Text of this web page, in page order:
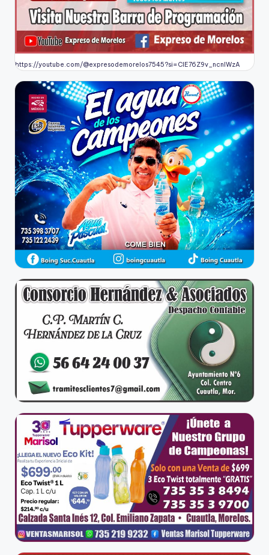
https://youtube.com/@expresodemorelos7545?si=CIE76Z9v_ncnlWzA